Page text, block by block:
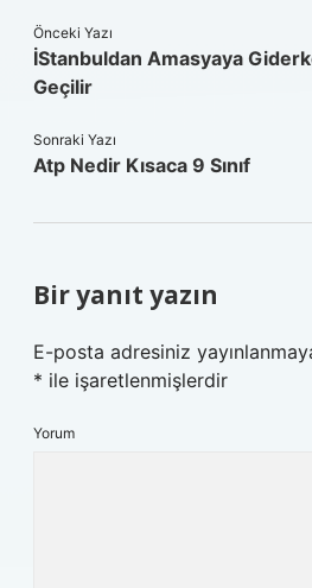
Önceki Yazı
İStanbuldan Amasyaya
Geçilir
Sonraki Yazı
Atp Nedir Kısaca 9 Sınıf
Bir yanıt yazın
E-posta adresiniz
* ile işaretlenmişlerdir
Yorum